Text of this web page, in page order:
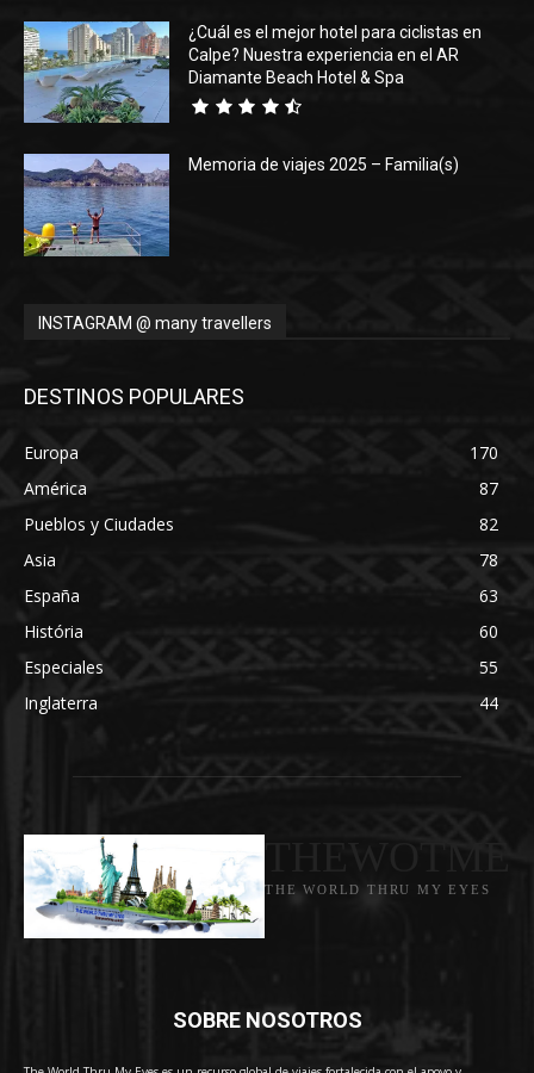
¿Cuál es el mejor hotel para ciclistas en
Calpe? Nuestra experiencia en el AR
Diamante Beach Hotel & Spa
Memoria de viajes 2025 – Familia(s)
INSTAGRAM @ many travellers
DESTINOS POPULARES
Europa
170
América
87
Pueblos y Ciudades
82
Asia
78
España
63
História
60
Especiales
55
Inglaterra
44
THE WORLD THRU MY EYES
SOBRE NOSOTROS